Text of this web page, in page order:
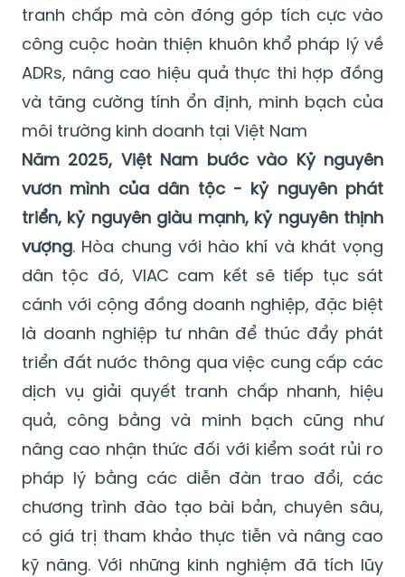
tranh chấp mà còn đóng góp tích cực vào
công cuộc hoàn thiện khuôn khổ pháp lý về
ADRs, nâng cao hiệu quả thực thi hợp đồng
và tăng cường tính ổn định, minh bạch của
môi trường kinh doanh tại Việt Nam
Năm 2025, Việt Nam bước vào Kỷ nguyên
vươn mình của dân tộc - kỷ nguyên phát
triển, kỷ nguyên giàu mạnh, kỷ nguyên thịnh
vượng. Hòa chung với hào khí và khát vọng
dân tộc đó, VIAC cam kết sẽ tiếp tục sát
cánh với cộng đồng doanh nghiệp, đặc biệt
là doanh nghiệp tư nhân để thúc đẩy phát
triển đất nước thông qua việc cung cấp các
dịch vụ giải quyết tranh chấp nhanh, hiệu
quả, công bằng và minh bạch cũng như
nâng cao nhận thức đối với kiểm soát rủi ro
pháp lý bằng các diễn đàn trao đổi, các
chương trình đào tạo bài bản, chuyên sâu,
có giá trị tham khảo thực tiễn và nâng cao
kỹ năng. Với những kinh nghiệm đã tích lũy